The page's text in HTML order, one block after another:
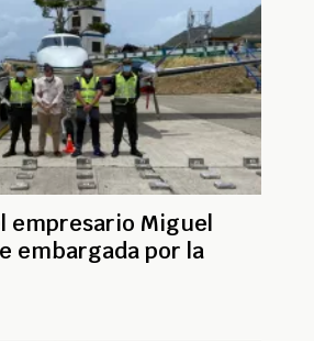
empresario Miguel
embargada por la